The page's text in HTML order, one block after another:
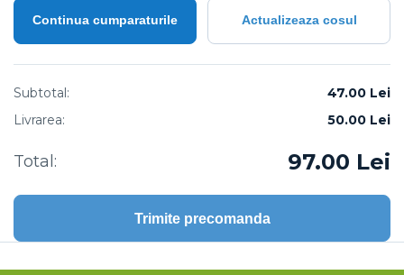
Continua cumparaturile Actualizeaza cosul
Subtotal:
47.00 Lei
Livrarea:
50.00 Lei
Total: 97.00 Lei
Trimite precomanda